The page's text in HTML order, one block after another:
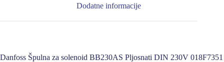
Dodatne informacije
Danfoss Špulna za solenoid BB230AS Pljosnati DIN 230V 018F7351